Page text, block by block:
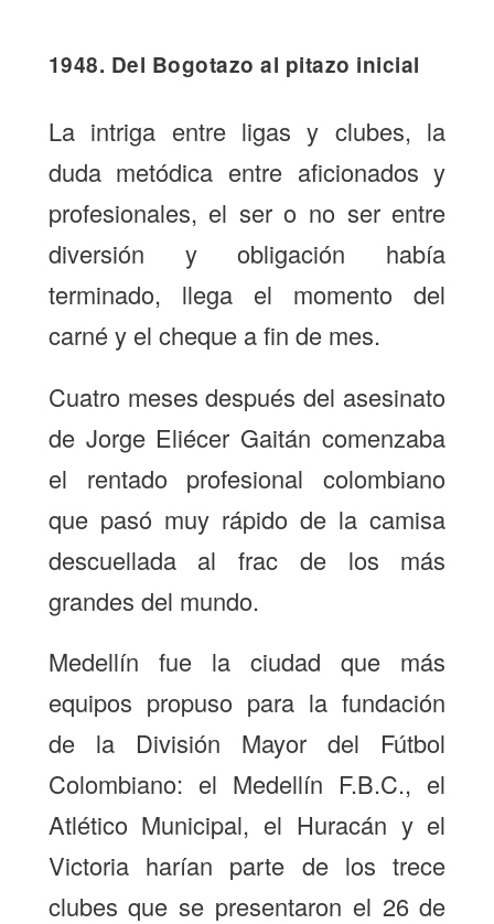
1948. Del Bogotazo al pitazo inicial
La intriga entre ligas y clubes, la
duda metódica entre aficionados y
profesionales, el ser o no ser entre
diversión y obligación había
terminado, llega el momento del
carné y el cheque a fin de mes.
Cuatro meses después del asesinato
de Jorge Eliécer Gaitán comenzaba
el rentado profesional colombiano
que pasó muy rápido de la camisa
descuellada al frac de los más
grandes del mundo.
Medellín fue la ciudad que más
equipos propuso para la fundación
de la División Mayor del Fútbol
Colombiano: el Medellín F.B.C., el
Atlético Municipal, el Huracán y el
Victoria harían parte de los trece
clubes que se presentaron el 26 de